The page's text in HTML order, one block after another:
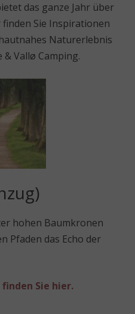
das ganze Jahr über
finden Sie Inspirationen
Naturerlebnis
Vallø Camping.
hohen Baumkronen
Pfaden das Echo der
Sie hier.